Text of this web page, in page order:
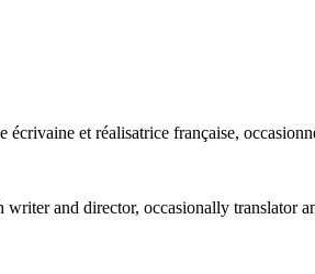
et réalisatrice française,
and director, occasionally translator